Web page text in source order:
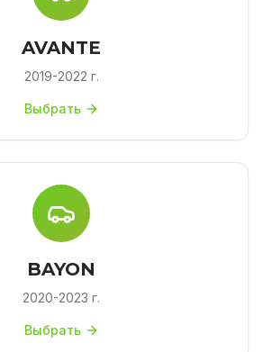
AVANTE
2019-2022 г.
Выбрать
BAYON
2020-2023 г.
Выбрать